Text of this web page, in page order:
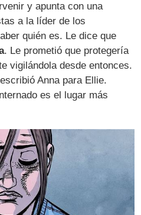
y apunta con una
a la líder de los
quién es. Le dice que
. Le prometió que protegería
vigilándola desde entonces.
Anna para Ellie.
es el lugar más